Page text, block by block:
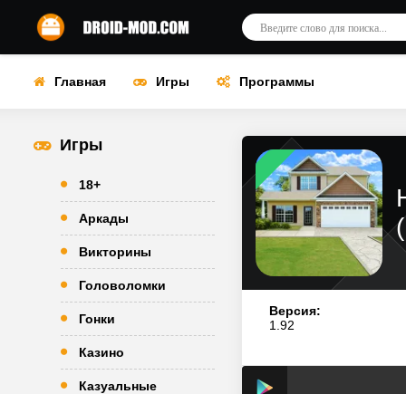
Главная Игры Программы
Игры
18+
Аркады
Викторины
Головоломки
Гонки
Казино
Казуальные
Версия:
1.92